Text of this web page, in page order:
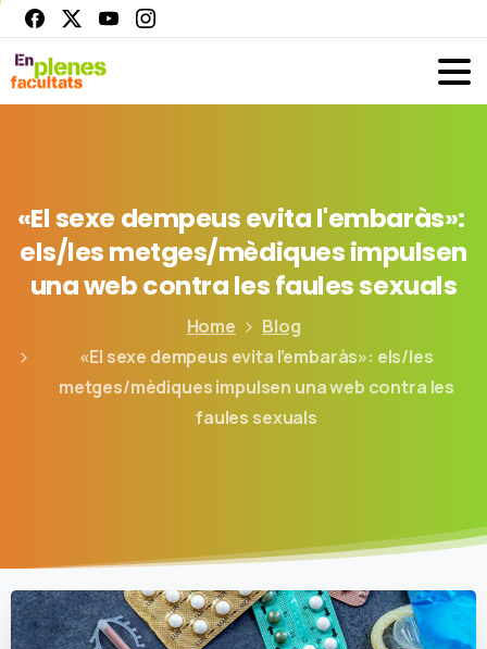
«Elsexe dempeusevital'embaràs»:
els/lesmetges/mèdiquesimpulsen
unawebcontralesfaulessexuals
Home
Blog
«El sexe dempeus evita l’embaràs»: els/les
metges/mèdiques impulsen una web contra les
faules sexuals